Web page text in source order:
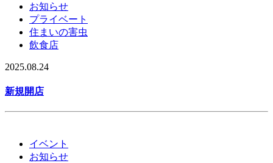
お知らせ
プライベート
住まいの害虫
飲食店
2025.08.24
新規開店
イベント
お知らせ